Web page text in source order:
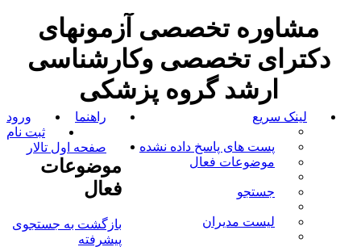
مشاوره تخصصی آزمونهای
دکترای تخصصی وکارشناسی
ارشد گروه پزشکی
لینک سریع
پست های پاسخ داده نشده
موضوعات فعال
جستجو
لیست مدیران
راهنما
ورود
ثبت نام
صفحه اول تالار
موضوعات
فعال
بازگشت به جستجوی
پیشرفته